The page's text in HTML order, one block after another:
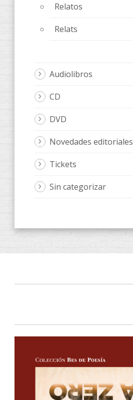
Relatos
Relats
Audiolibros
CD
DVD
Novedades editoriales
Tickets
Sin categorizar